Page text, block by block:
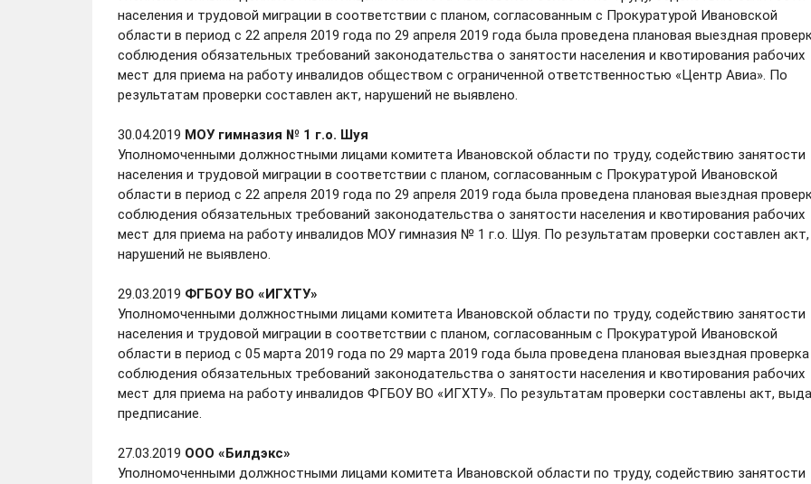
населения и трудовой миграции в соответствии с планом, согласованным с Прокуратурой Ивановской
области в период с 22 апреля 2019 года по 29 апреля 2019 года была проведена плановая выездная
соблюдения обязательных требований законодательства о занятости населения и квотирования рабочих
мест для приема на работу инвалидов обществом с ограниченной ответственностью «Центр Авиа». По
результатам проверки составлен акт, нарушений не выявлено.
30.04.2019 МОУ гимназия № 1 г.о. Шуя
Уполномоченными должностными лицами комитета Ивановской области по труду, содействию занятости
населения и трудовой миграции в соответствии с планом, согласованным с Прокуратурой Ивановской
области в период с 22 апреля 2019 года по 29 апреля 2019 года была проведена плановая выездная
соблюдения обязательных требований законодательства о занятости населения и квотирования рабочих
мест для приема на работу инвалидов МОУ гимназия № 1 г.о. Шуя. По результатам проверки составлен акт,
нарушений не выявлено.
29.03.2019 ФГБОУ ВО «ИГХТУ»
Уполномоченными должностными лицами комитета Ивановской области по труду, содействию занятости
населения и трудовой миграции в соответствии с планом, согласованным с Прокуратурой Ивановской
области в период с 05 марта 2019 года по 29 марта 2019 года была проведена плановая выездная проверка
соблюдения обязательных требований законодательства о занятости населения и квотирования рабочих
мест для приема на работу инвалидов ФГБОУ ВО «ИГХТУ». По результатам проверки составлены акт,
предписание.
27.03.2019 ООО «Билдэкс»
Уполномоченными должностными лицами комитета Ивановской области по труду, содействию занятости